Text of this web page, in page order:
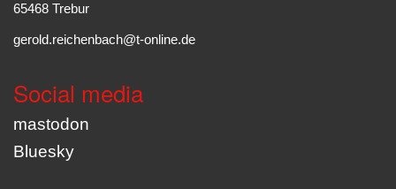
65468 Trebur
gerold.reichenbach@t-online.de
Social media
mastodon
Bluesky